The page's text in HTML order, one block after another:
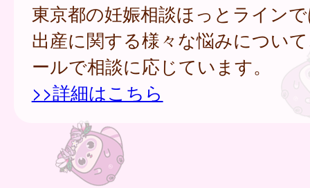
東京都の妊娠相談ほっとライン
出産に関する様々な悩みについ
ールで相談に応じています。
>>詳細はこちら